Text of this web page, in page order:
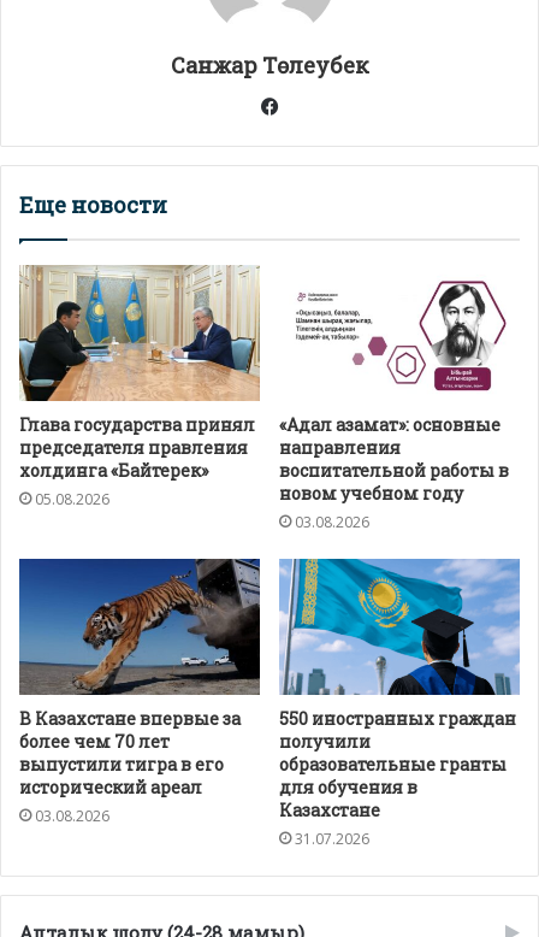
т
ь
Санжар Төлеубек
Facebook
Еще новости
Глава государства принял
председателя правления
холдинга «Байтерек»
05.08.2026
«Адал азамат»: основные
направления
воспитательной работы в
новом учебном году
03.08.2026
В Казахстане впервые за
более чем 70 лет
выпустили тигра в его
исторический ареал
03.08.2026
550 иностранных граждан
получили
образовательные гранты
для обучения в
Казахстане
31.07.2026
Апталық шолу (24-28 мамыр)